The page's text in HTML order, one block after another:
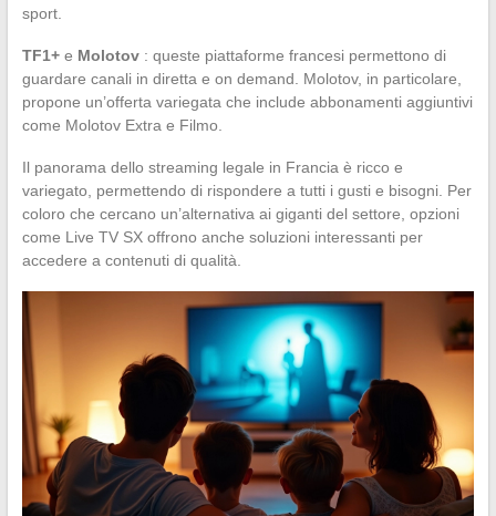
sport.
TF1+e Molotov: queste piattaforme francesi permettono di
guardare canali in diretta e on demand. Molotov, in particolare,
propone un’offerta variegata che include abbonamenti aggiuntivi
come Molotov Extra e Filmo.
Il panorama dello streaming legale in Francia è ricco e
variegato, permettendo di rispondere a tutti i gusti e bisogni. Per
coloro che cercano un’alternativa ai giganti del settore, opzioni
come Live TV SX offrono anche soluzioni interessanti per
accedere a contenuti di qualità.